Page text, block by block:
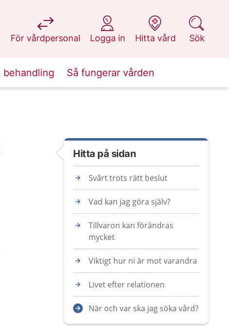
För vårdpersonal
på 1177.se
Logga in
på 1177.se
Hitta vård
på 1177.se
Sök
på 1177.se
behandling Så fungerar vården
Hitta på sidan
Svårt trots rätt beslut
Vad kan jag göra själv?
Tillvaron kan förändras
mycket
Viktigt hur ni är mot varandra
Livet efter relationen
När och var ska jag söka vård?